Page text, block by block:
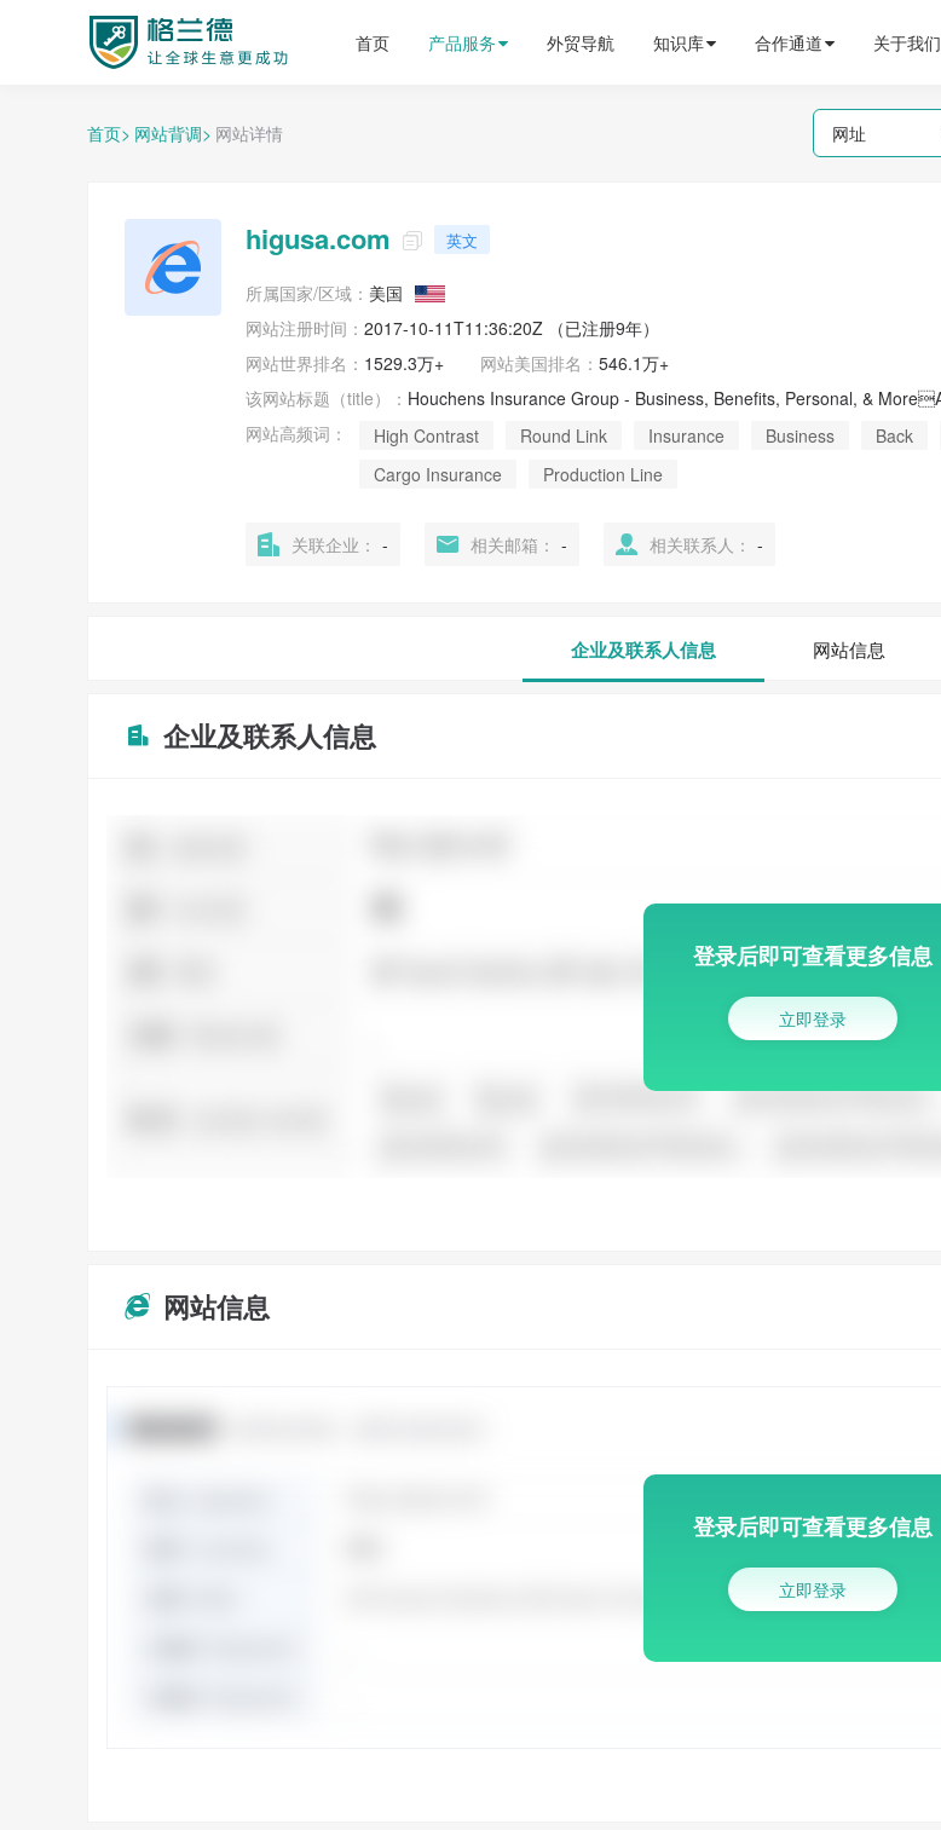
格兰德外贸获客平台 首页 产品服务 外贸导航 知识库 合作通道 关于我们
首页> 网站背调> 网站详情 网址
higusa.com  英文
所属国家/区域： 美国
网站注册时间： 2017-10-11T11:36:20Z
（已注册9年）
网站世界排名： 1529.3万+ 网站美国排名： 546.1万+
该网站标题（title）：
网站高频词：
High Contrast Round Link Insurance Business Back
Cargo Insurance
Production Line
关联企业： - 相关邮箱： - 相关联系人： -
企业及联系人信息 网站信息
 企业及联系人信息
登录后即可查看更多信息
立即登录
 网站信息
登录后即可查看更多信息
立即登录